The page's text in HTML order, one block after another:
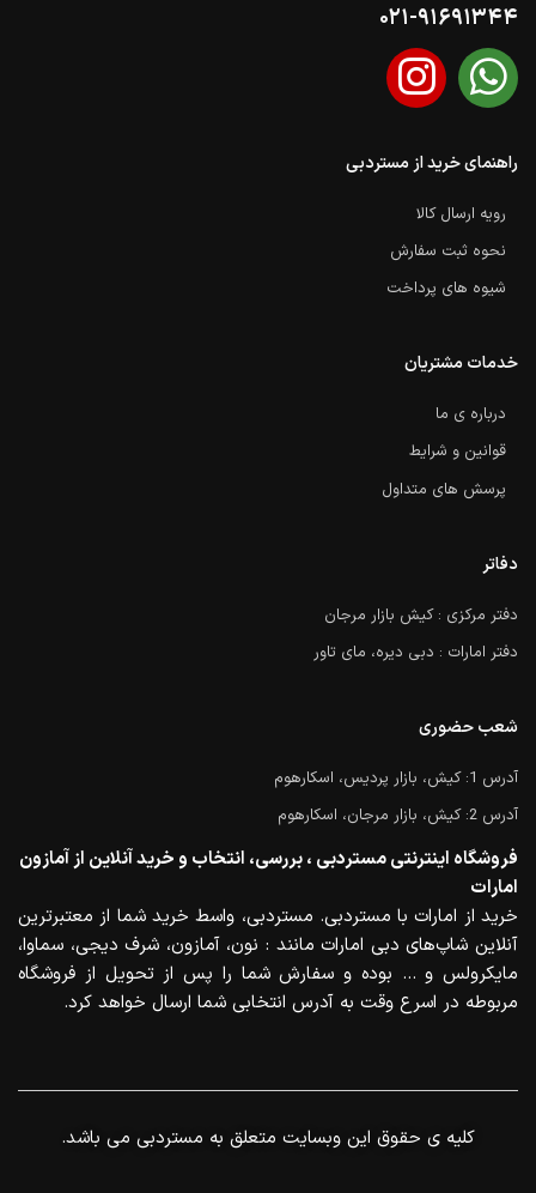
021-91691344
راهنمای خرید از مستردبی
رویه ارسال کالا
نحوه ثبت سفارش
شیوه های پرداخت
خدمات مشتریان
درباره ی ما
قوانین و شرایط
پرسش های متداول
دفاتر
دفتر مرکزی : کیش بازار مرجان
دفتر امارات : دبی دیره، مای تاور
شعب حضوری
آدرس 1: کیش، بازار پردیس، اسکارهوم
آدرس 2: کیش، بازار مرجان، اسکارهوم
فروشگاه اینترنتی مستردبی ، بررسی، انتخاب و خرید آنلاین از آمازون
امارات
خرید از امارات با مستردبی. مستردبی، واسط خرید شما از معتبرترین
آنلاین شاپ‌های دبی امارات مانند : نون، آمازون، شرف دیجی، سماوا،
مایکرولس و … بوده و سفارش شما را پس از تحویل از فروشگاه
مربوطه در اسرع وقت به آدرس انتخابی شما ارسال خواهد کرد.
.کلیه ی حقوق این وبسایت متعلق به مستردبی می باشد